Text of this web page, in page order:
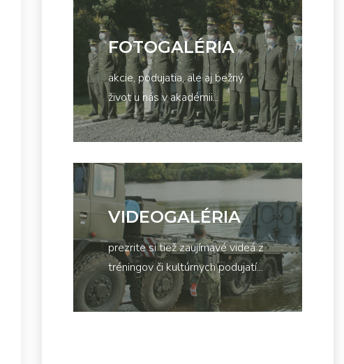
FOTOGALÉRIA
akcie, podujatia, ale aj bežný
život u nás v akadémii...
VIDEOGALÉRIA
prezrite si tiež zaujímavé videá z
tréningov či kultúrnych podujatí...